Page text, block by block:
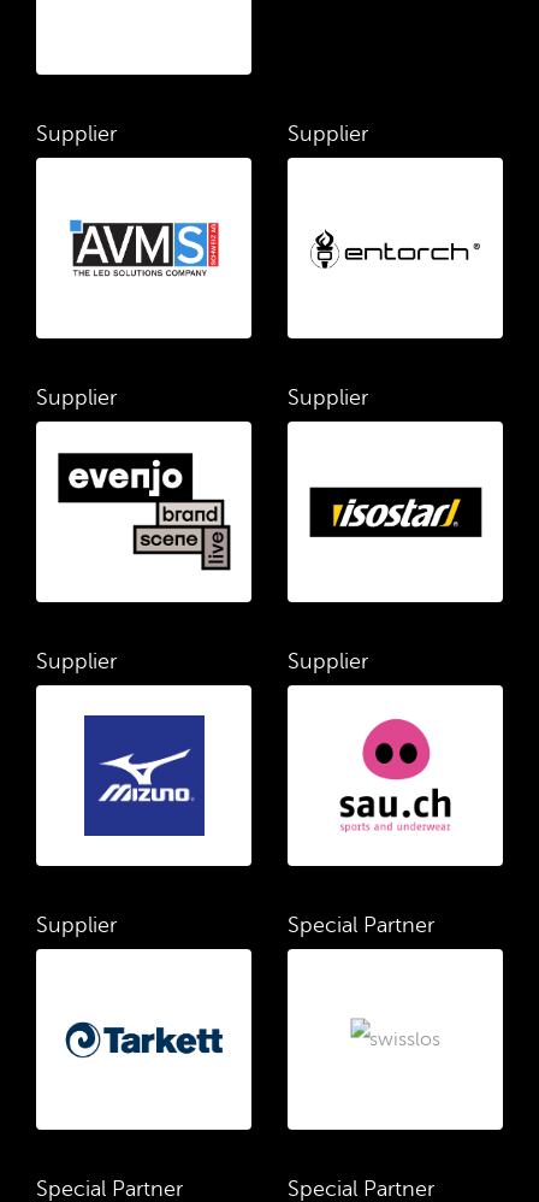
Supplier Supplier
Supplier Supplier
Supplier Supplier
Supplier Special Partner
Special Partner Special Partner